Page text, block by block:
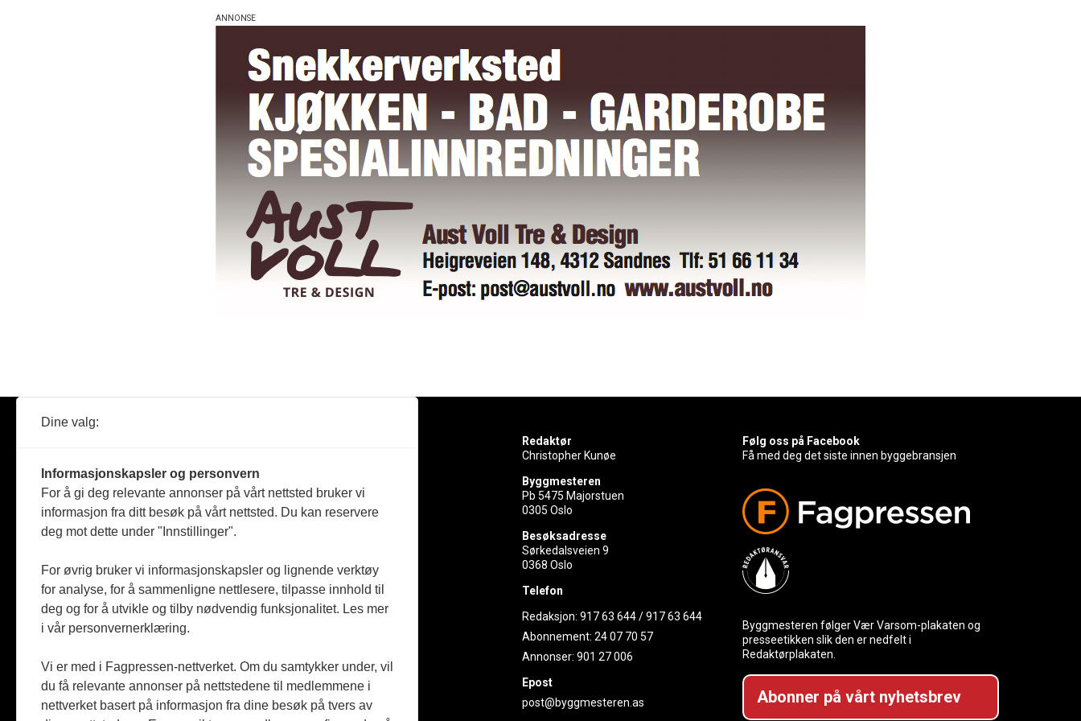
Reportasje
Produkter
Jobbmarked
Redaktør
Christopher Kunøe
Byggmesteren
Pb 5475 Majorstuen
0305 Oslo
Besøksadresse
Sørkedalsveien 9
0368 Oslo
Telefon
Redaksjon:917 63 644/917 63 644
Abonnement:24 07 70 57
Annonser:901 27 006
Epost
post@byggmesteren.as
Følg oss på Facebook
Få med deg det siste innen byggebransjen
Byggmesteren følger Vær Varsom-plakaten og
presseetikken slik den er nedfelt i
Redaktørplakaten.
Abonner på vårt nyhetsbrev
Dine valg:
Informasjonskapsler og personvern
For å gi deg relevante annonser på vårt nettsted bruker vi
informasjon fra ditt besøk på vårt nettsted. Du kan reservere
deg mot dette under "Innstillinger".
For øvrig bruker vi informasjonskapsler og lignende verktøy
for analyse, for å sammenligne nettlesere, tilpasse innhold til
deg og for å utvikle og tilby nødvendig funksjonalitet. Les mer
i vår personvernerklæring.
Vi er med i Fagpressen-nettverket. Om du samtykker under, vil
du få relevante annonser på nettstedene til medlemmene i
nettverket basert på informasjon fra dine besøk på tvers av